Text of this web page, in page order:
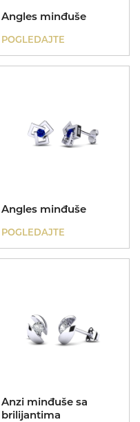
Angles minđuše
POGLEDAJTE
Angles minđuše
POGLEDAJTE
Anzi minđuše sa
brilijantima